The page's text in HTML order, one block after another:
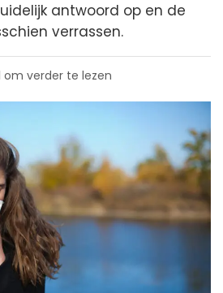
antwoord op en de
verrassen.
om verder te lezen